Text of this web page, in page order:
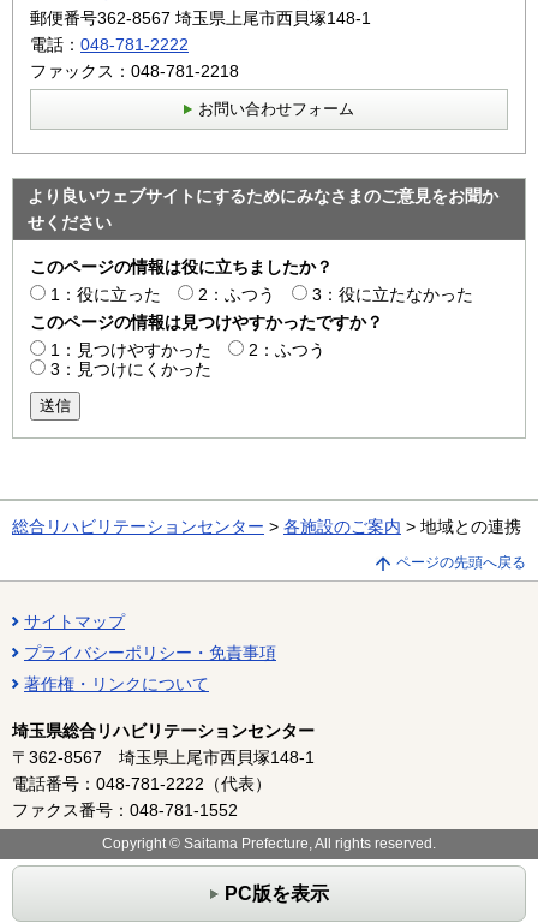
郵便番号362-8567 埼玉県上尾市西貝塚148-1
電話： 048-781-2222
ファックス：048-781-2218
お問い合わせフォーム
より良いウェブサイトにするためにみなさまのご意見をお聞か
せください
このページの情報は役に立ちましたか？
1：役に立った
2：ふつう
3：役に立たなかった
このページの情報は見つけやすかったですか？
1：見つけやすかった
2：ふつう
3：見つけにくかった
送信
総合リハビリテーションセンター > 各施設のご案内 > 地域との連携
ページの先頭へ戻る
サイトマップ
プライバシーポリシー・免責事項
著作権・リンクについて
埼玉県総合リハビリテーションセンター
〒362-8567 埼玉県上尾市西貝塚148-1
電話番号：048-781-2222（代表）
ファクス番号：048-781-1552
Copyright © Saitama Prefecture, All rights reserved.
PC版を表示